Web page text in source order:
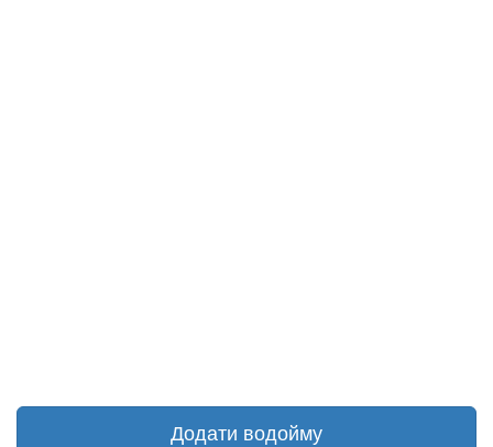
Додати водойму